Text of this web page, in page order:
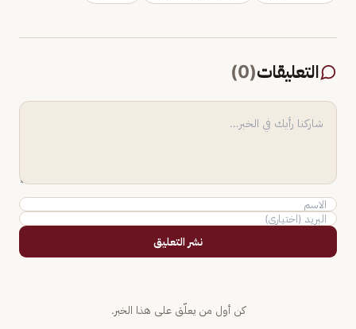
التعليقات(
0
)
نشر التعليق
كن أول من يعلّق على هذا الخبر.